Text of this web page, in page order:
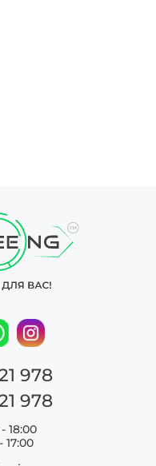
978
978
18:00
17:00